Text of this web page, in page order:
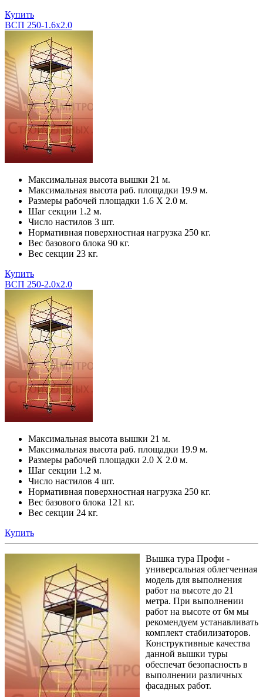
Купить
ВСП 250-1.6х2.0
Максимальная высота вышки 21 м.
Максимальная высота раб. площадки 19.9 м.
Размеры рабочей площадки 1.6 Х 2.0 м.
Шаг секции 1.2 м.
Число настилов 3 шт.
Нормативная поверхностная нагрузка 250 кг.
Вес базового блока 90 кг.
Вес секции 23 кг.
Купить
ВСП 250-2.0x2.0
Максимальная высота вышки 21 м.
Максимальная высота раб. площадки 19.9 м.
Размеры рабочей площадки 2.0 Х 2.0 м.
Шаг секции 1.2 м.
Число настилов 4 шт.
Нормативная поверхностная нагрузка 250 кг.
Вес базового блока 121 кг.
Вес секции 24 кг.
Купить
Вышка тура Профи -
универсальная облегченная
модель для выполнения
работ на высоте до 21
метра. При выполнении
работ на высоте от 6м мы
рекомендуем устанавливать
комплект стабилизаторов.
Конструктивные качества
данной вышки туры
обеспечат безопасность в
выполнении различных
фасадных работ.